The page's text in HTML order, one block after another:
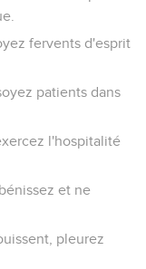
à Dieu pour lui-
mais veillez
devant votre
Jésus que
considère telle
tu manges, tu ne